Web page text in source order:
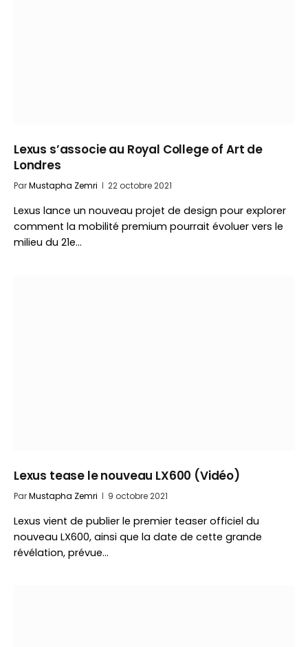
Lexus s’associe au Royal College of Art de
Londres
ParMustapha Zemri 22 octobre 2021
Lexus lance un nouveau projet de design pour explorer
comment la mobilité premium pourrait évoluer vers le
milieu du 21e…
Lexus tease le nouveau LX600 (Vidéo)
ParMustapha Zemri 9 octobre 2021
Lexus vient de publier le premier teaser officiel du
nouveau LX600, ainsi que la date de cette grande
révélation, prévue…